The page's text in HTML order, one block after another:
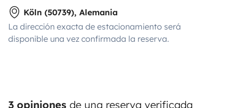
Köln (50739), Alemania
La dirección exacta de estacionamiento será
disponible una vez confirmada la reserva.
3 opiniones de una reserva verificada